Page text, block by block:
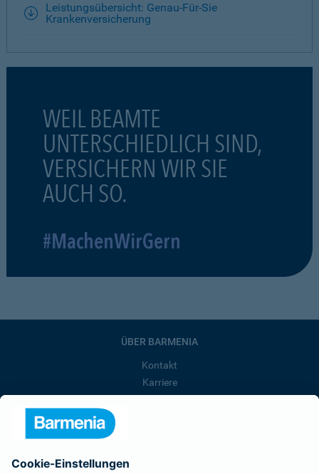
Leistungsübersicht: Genau-Für-Sie
Krankenversicherung
WEIL BEAMTE
UNTERSCHIEDLICH SIND,
VERSICHERN WIR SIE
AUCH SO.
#MachenWirGern
ÜBER BARMENIA
Kontakt
Karriere
Barmenia ist Teil der BarmeniaGothaer